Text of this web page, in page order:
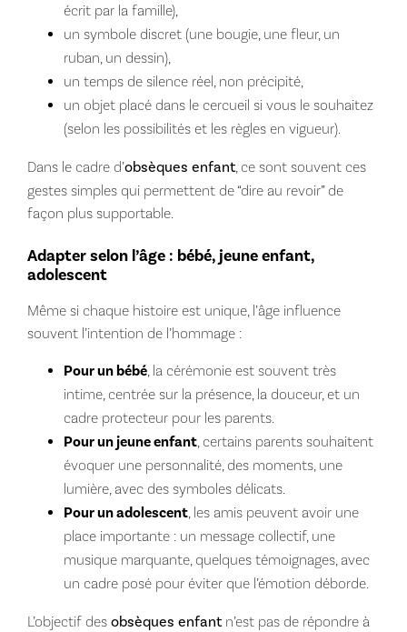
écrit par la famille),
un symbole discret (une bougie, une fleur, un
ruban, un dessin),
un temps de silence réel, non précipité,
un objet placé dans le cercueil si vous le souhaitez
(selon les possibilités et les règles en vigueur).
Dans le cadre d’obsèques enfant, ce sont souvent ces
gestes simples qui permettent de “dire au revoir” de
façon plus supportable.
Adapter selon l’âge : bébé, jeune enfant,
adolescent
Même si chaque histoire est unique, l’âge influence
souvent l’intention de l’hommage :
Pour un bébé, la cérémonie est souvent très
intime, centrée sur la présence, la douceur, et un
cadre protecteur pour les parents.
Pour un jeune enfant, certains parents souhaitent
évoquer une personnalité, des moments, une
lumière, avec des symboles délicats.
Pour un adolescent, les amis peuvent avoir une
place importante : un message collectif, une
musique marquante, quelques témoignages, avec
un cadre posé pour éviter que l’émotion déborde.
L’objectif des obsèques enfantn’est pas de répondre à